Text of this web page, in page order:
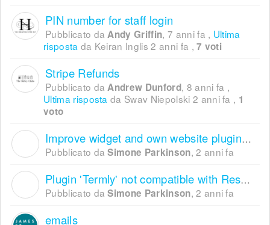
PIN number for staff login
Pubblicato da Andy Griffin, 7 anni fa , Ultima
risposta da Keiran Inglis2 anni fa ,7 voti
Stripe Refunds
Pubblicato da Andrew Dunford, 8 anni fa ,
Ultima risposta da Swav Niepolski 2 anni fa , 1
voto
Improve widget and own website plugin compatibility
Pubblicato daSimone Parkinson,2 anni fa
Plugin 'Termly' not compatible with ResDiary
Pubblicato daSimone Parkinson,2 anni fa
emails